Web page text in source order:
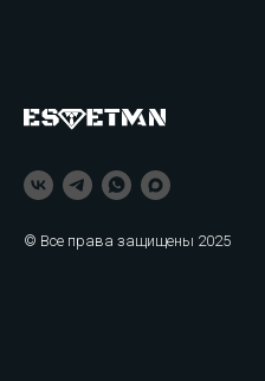
© Все права защищены 2025